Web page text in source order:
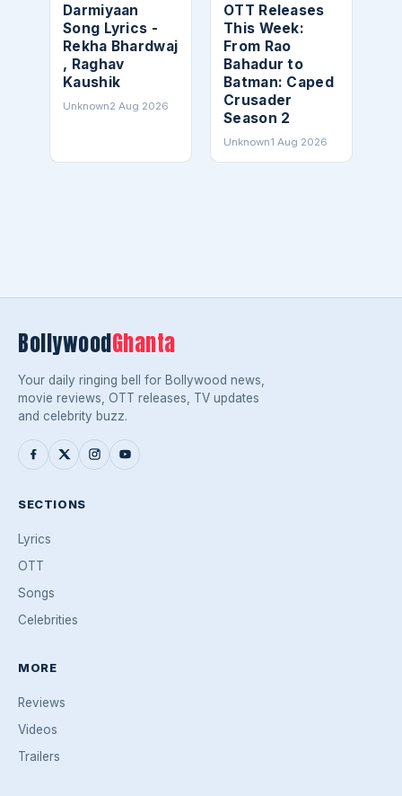
Darmiyaan
Song Lyrics -
Rekha Bhardwaj
, Raghav
Kaushik
Unknown2 Aug 2026
OTT Releases
This Week:
From Rao
Bahadur to
Batman: Caped
Crusader
Season 2
Unknown1 Aug 2026
BollywoodGhanta
Your daily ringing bell for Bollywood news,
movie reviews, OTT releases, TV updates
and celebrity buzz.
SECTIONS
Lyrics
OTT
Songs
Celebrities
MORE
Reviews
Videos
Trailers